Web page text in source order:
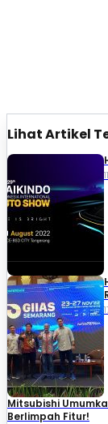
Lihat Artikel
Mitsubishi
Berlimpah Fitur!